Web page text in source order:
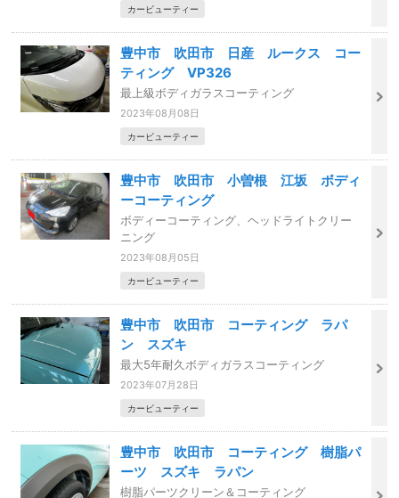
カービューティー
豊中市 吹田市 日産 ルークス コー
ティング VP326
最上級ボディガラスコーティング
2023年08月08日
カービューティー
豊中市 吹田市 小曽根 江坂 ボディ
ーコーティング
ボディーコーティング、ヘッドライトクリー
ニング
2023年08月05日
カービューティー
豊中市 吹田市 コーティング ラパ
ン スズキ
最大5年耐久ボディガラスコーティング
2023年07月28日
カービューティー
豊中市 吹田市 コーティング 樹脂パ
ーツ スズキ ラパン
樹脂パーツクリーン＆コーティング